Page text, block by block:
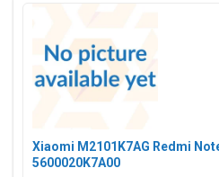
Xiaomi M2101K7AG Redmi
5600020K7A00